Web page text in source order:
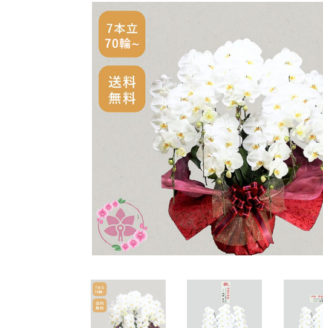
移転祝い
誕生日 長寿祝い／敬
特別な方への
スタンダード胡蝶蘭
ミディ胡蝶蘭 観葉植